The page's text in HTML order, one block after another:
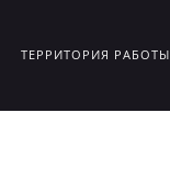
ТЕРРИТОРИЯ РАБОТЫ